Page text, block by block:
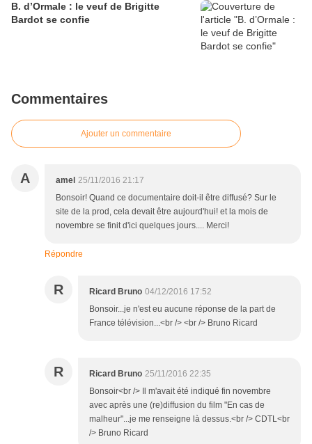
B. d’Ormale : le veuf de Brigitte
Bardot se confie
Commentaires
Ajouter un commentaire
A amel 25/11/2016 21:17
Bonsoir! Quand ce documentaire doit-il être diffusé? Sur le
site de la prod, cela devait être aujourd'hui! et la mois de
novembre se finit d'ici quelques jours.... Merci!
Répondre
R Ricard Bruno 04/12/2016 17:52
Bonsoir...je n'est eu aucune réponse de la part de
France télévision...<br /> <br /> Bruno Ricard
R Ricard Bruno 25/11/2016 22:35
Bonsoir<br /> Il m'avait été indiqué fin novembre
avec après une (re)diffusion du film "En cas de
malheur"...je me renseigne là dessus.<br /> CDTL<br
/> Bruno Ricard